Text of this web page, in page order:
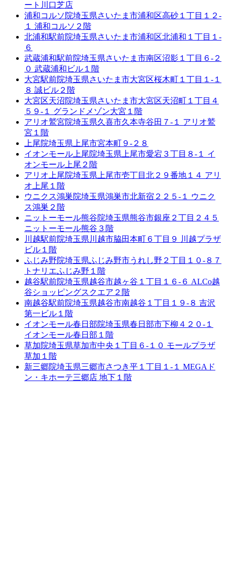
ート川口芝店
浦和コルソ院埼玉県さいたま市浦和区高砂１丁目１２-
１ 浦和コルソ２階
北浦和駅前院埼玉県さいたま市浦和区北浦和１丁目１-
６
武蔵浦和駅前院埼玉県さいたま市南区沼影１丁目６-２
０ 武蔵浦和ビル１階
大宮駅前院埼玉県さいたま市大宮区桜木町１丁目１-１
８ 誠ビル２階
大宮区天沼院埼玉県さいたま市大宮区天沼町１丁目４
５９-１ グランドメゾン大宮１階
アリオ鷲宮院埼玉県久喜市久本寺谷田７-１ アリオ鷲
宮１階
上尾院埼玉県上尾市宮本町９-２８
イオンモール上尾院埼玉県上尾市愛宕３丁目８-１ イ
オンモール上尾２階
アリオ上尾院埼玉県上尾市壱丁目北２９番地１４ アリ
オ上尾１階
ウニクス鴻巣院埼玉県鴻巣市北新宿２２５-１ ウニク
ス鴻巣２階
ニットーモール熊谷院埼玉県熊谷市銀座２丁目２４５
ニットーモール熊谷３階
川越駅前院埼玉県川越市脇田本町６丁目９ 川越プラザ
ビル１階
ふじみ野院埼玉県ふじみ野市うれし野２丁目１０-８７
トナリエふじみ野１階
越谷駅前院埼玉県越谷市越ヶ谷１丁目１６-６ ALCo越
谷ショッピングスクエア２階
南越谷駅前院埼玉県越谷市南越谷１丁目１９-８ 吉沢
第一ビル１階
イオンモール春日部院埼玉県春日部市下柳４２０-１
イオンモール春日部１階
草加院埼玉県草加市中央１丁目６-１０ モールプラザ
草加１階
新三郷院埼玉県三郷市さつき平１丁目１-１ MEGAド
ン・キホーテ三郷店 地下１階